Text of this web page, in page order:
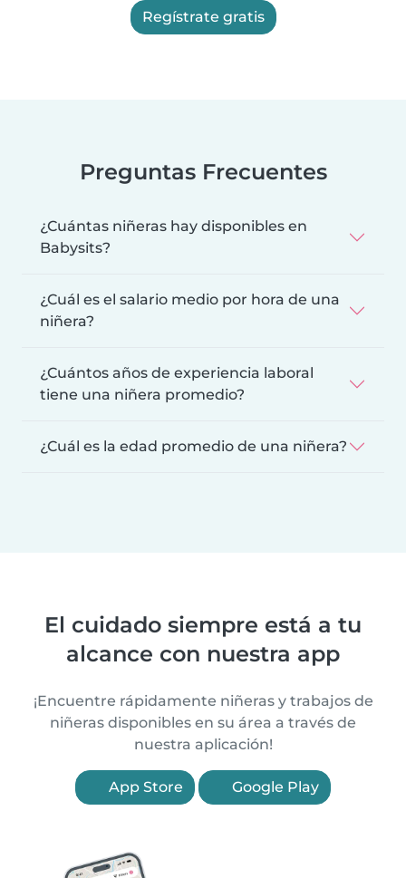
Regístrate gratis
Preguntas Frecuentes
¿Cuántas niñeras hay disponibles en
Babysits?
¿Cuál es el salario medio por hora de una
niñera?
¿Cuántos años de experiencia laboral
tiene una niñera promedio?
¿Cuál es la edad promedio de una niñera?
El cuidado siempre está a tu
alcance con nuestra app
¡Encuentre rápidamente niñeras y trabajos de
niñeras disponibles en su área a través de
nuestra aplicación!
App Store Google Play